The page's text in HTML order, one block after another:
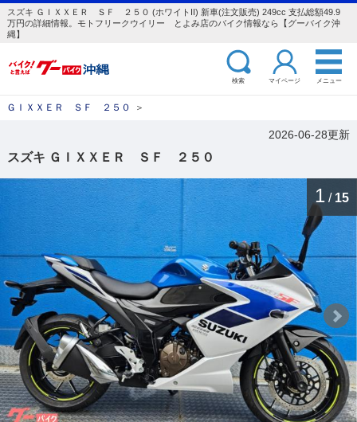
スズキ ＧＩＸＸＥＲ ＳＦ ２５０ (ホワイトII) 新車(注文販売) 249cc 支払総額49.9
万円の詳細情報。モトフリークウイリー とよみ店のバイク情報なら【グーバイク沖
縄】
検索 マイページ メニュー
ＧＩＸＸＥＲ ＳＦ ２５０ ＞
2026-06-28更新
スズキ ＧＩＸＸＥＲ ＳＦ ２５０
1 / 15